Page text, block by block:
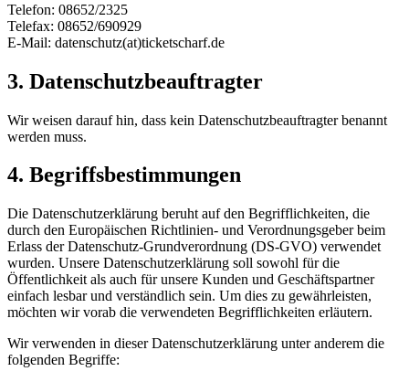
Telefon: 08652/2325
Telefax: 08652/690929
E-Mail: datenschutz(at)ticketscharf.de
3. Datenschutzbeauftragter
Wir weisen darauf hin, dass kein Datenschutzbeauftragter benannt
werden muss.
4. Begriffsbestimmungen
Die Datenschutzerklärung beruht auf den Begrifflichkeiten, die
durch den Europäischen Richtlinien- und Verordnungsgeber beim
Erlass der Datenschutz-Grundverordnung (DS-GVO) verwendet
wurden. Unsere Datenschutzerklärung soll sowohl für die
Öffentlichkeit als auch für unsere Kunden und Geschäftspartner
einfach lesbar und verständlich sein. Um dies zu gewährleisten,
möchten wir vorab die verwendeten Begrifflichkeiten erläutern.
Wir verwenden in dieser Datenschutzerklärung unter anderem die
folgenden Begriffe: